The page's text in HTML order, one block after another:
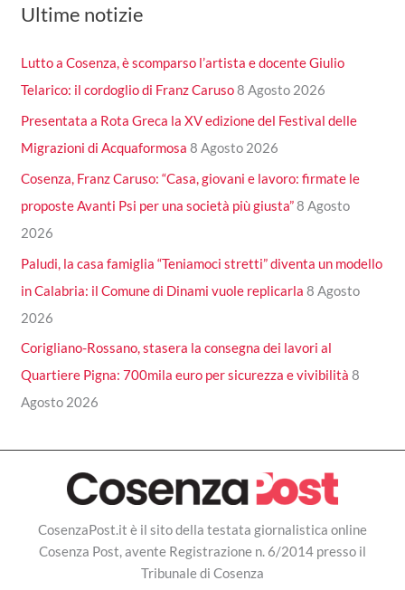
Ultime notizie
Lutto a Cosenza, è scomparso l’artista e docente Giulio
Telarico: il cordoglio di Franz Caruso8 Agosto 2026
Presentata a Rota Greca la XV edizione del Festival delle
Migrazioni di Acquaformosa 8 Agosto 2026
Cosenza, Franz Caruso: “Casa, giovani e lavoro: firmate le
proposte Avanti Psi per una società più giusta”8 Agosto
2026
Paludi, la casa famiglia “Teniamoci stretti” diventa un modello
in Calabria: il Comune di Dinami vuole replicarla 8 Agosto
2026
Corigliano-Rossano, stasera la consegna dei lavori al
Quartiere Pigna: 700mila euro per sicurezza e vivibilità 8
Agosto 2026
CosenzaPost.it è il sito della testata giornalistica online
Cosenza Post, avente Registrazione n. 6/2014 presso il
Tribunale di Cosenza